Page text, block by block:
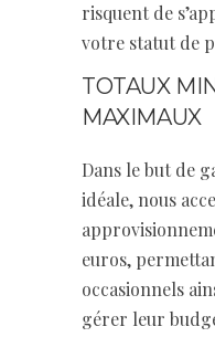
risquent de
votre statut de
TOTAUX
MAXIMAUX
Dans le but de
idéale, nous
euros,
occasionnels
gérer leur